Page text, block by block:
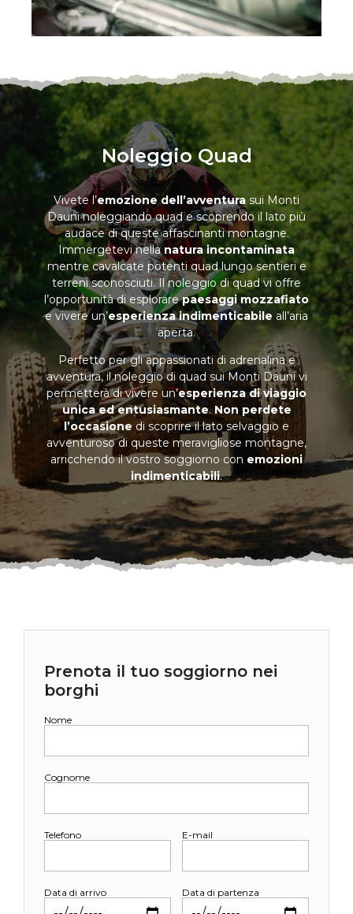
Noleggio Quad
Vivete l’emozione dell’avventura sui Monti
Dauni noleggiando quad e scoprendo il lato più
audace di queste affascinanti montagne.
Immergetevi nellanatura incontaminata
mentre cavalcate potenti quad lungo sentieri e
terreni sconosciuti. Il noleggio di quad vi offre
l’opportunità di esplorarepaesaggi mozzafiato
e vivere un’esperienza indimenticabile all’aria
aperta.
Perfetto per gli appassionati di adrenalina e
avventura, il noleggio di quad sui Monti Dauni vi
permetterà di vivere un’esperienza di viaggio
unica ed entusiasmante.Non perdete
l’occasione di scoprire il lato selvaggio e
avventuroso di queste meravigliose montagne,
arricchendo il vostro soggiorno con emozioni
indimenticabili.
Prenota il tuo soggiorno nei
borghi
Nome
Cognome
Telefono E-mail
Data di arrivo Data di partenza